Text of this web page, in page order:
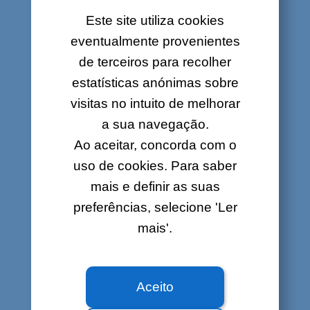
Este site utiliza cookies
eventualmente provenientes
de terceiros para recolher
estatísticas anónimas sobre
visitas no intuito de melhorar
a sua navegação.
Ao aceitar, concorda com o
uso de cookies. Para saber
mais e definir as suas
preferências, selecione 'Ler
mais'.
Aceito
o tipo de documentos (Word, Excel,
PowerPoint, imagens, vídeos, etc.) num
espaço privado chamado 'Cloud' e tê-los
à mão onde quer que esteja desde que
tenha acesso à Internet.
Segurança
Os seus dados são armazenados em Data
Centers seguros e sediados no Luxemburgo,
regular.
Simplicidade
Trata-se de uma solução muito fácil de usar e